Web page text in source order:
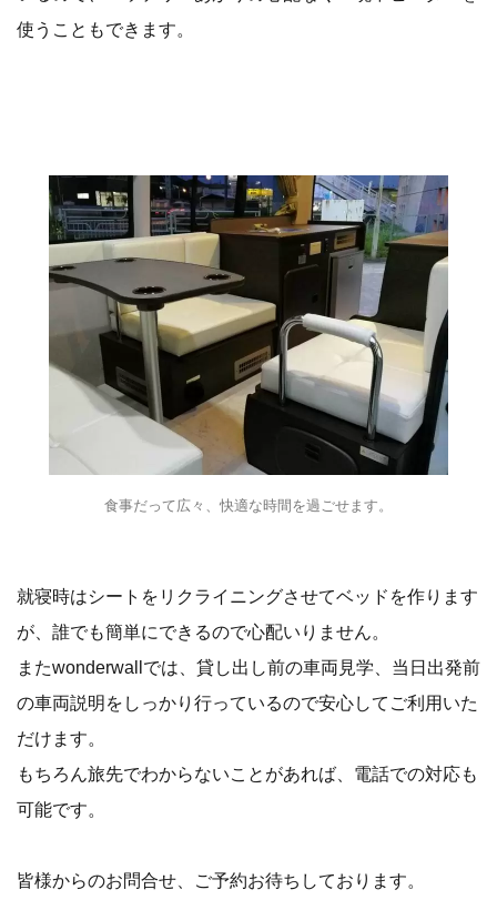
使うこともできます。
食事だって広々、快適な時間を過ごせます。
就寝時はシートをリクライニングさせてベッドを作ります
が、誰でも簡単にできるので心配いりません。
またwonderwallでは、貸し出し前の車両見学、当日出発前
の車両説明をしっかり行っているので安心してご利用いた
だけます。
もちろん旅先でわからないことがあれば、電話での対応も
可能です。
皆様からのお問合せ、ご予約お待ちしております。